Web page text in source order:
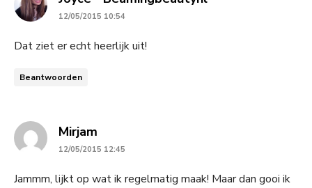
12/05/2015 10:54
Dat ziet er echt heerlijk uit!
Beantwoorden
Mirjam
12/05/2015 12:45
Jammm, lijkt op wat ik regelmatig maak! Maar dan gooi ik